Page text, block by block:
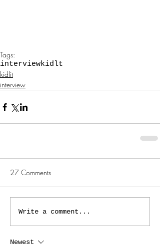
Tags:
interviewkidlt
kidlit
interview
27 Comments
Write a comment...
Newest